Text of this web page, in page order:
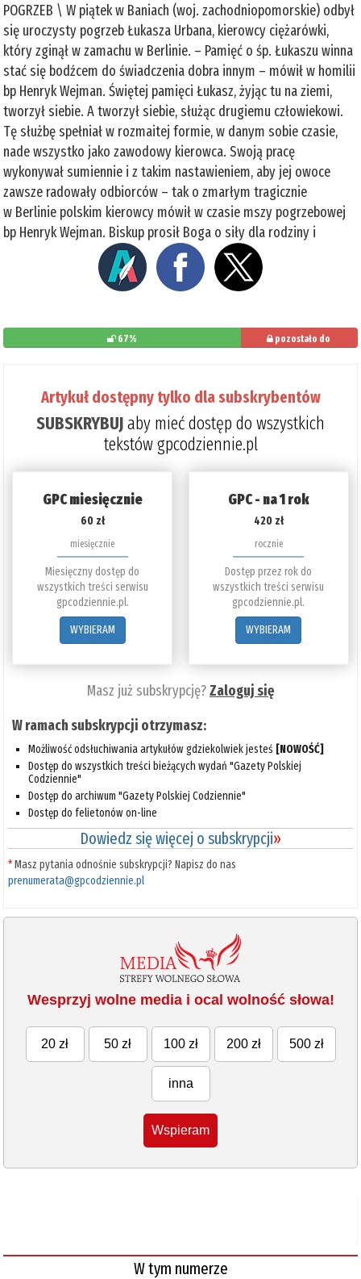
POGRZEB \ W piątek w Baniach (woj. zachodniopomorskie) odbył
się uroczysty pogrzeb Łukasza Urbana, kierowcy ciężarówki,
który zginął w zamachu w Berlinie. – Pamięć o śp. Łukaszu winna
stać się bodźcem do świadczenia dobra innym – mówił w homilii
bp Henryk Wejman. Świętej pamięci Łukasz, żyjąc tu na ziemi,
tworzył siebie. A tworzył siebie, służąc drugiemu człowiekowi.
Tę służbę spełniał w rozmaitej formie, w danym sobie czasie,
nade wszystko jako zawodowy kierowca. Swoją pracę
wykonywał sumiennie i z takim nastawieniem, aby jej owoce
zawsze radowały odbiorców – tak o zmarłym tragicznie
w Berlinie polskim kierowcy mówił w czasie mszy pogrzebowej
bp Henryk Wejman. Biskup prosił Boga o siły dla rodziny i
67%
pozostało do
Artykuł dostępny tylko dla subskrybentów
SUBSKRYBUJaby mieć dostęp do wszystkich
tekstów gpcodziennie.pl
GPC miesięcznie
60 zł
miesięcznie
Miesięczny dostęp do
wszystkich treści serwisu
gpcodziennie.pl.
WYBIERAM
GPC - na 1 rok
420 zł
rocznie
Dostęp przez rok do
wszystkich treści serwisu
gpcodziennie.pl.
WYBIERAM
Masz już subskrypcję?Zaloguj się
W ramach subskrypcji otrzymasz:
Możliwość odsłuchiwania artykułów gdziekolwiek jesteś [NOWOŚĆ]
Dostęp do wszystkich treści bieżących wydań "Gazety Polskiej
Codziennie"
Dostęp do archiwum "Gazety Polskiej Codziennie"
Dostęp do felietonów on-line
Dowiedz się więcej o subskrypcji»
*Masz pytania odnośnie subskrypcji? Napisz do nas
prenumerata@gpcodziennie.pl
Wesprzyj wolne media i ocal wolność słowa!
20 zł 50 zł 100 zł 200 zł 500 zł
inna
Wspieram
W tym numerze